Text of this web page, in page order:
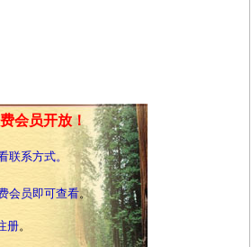
会员开放！
联系方式。
会员即可查看。
册。